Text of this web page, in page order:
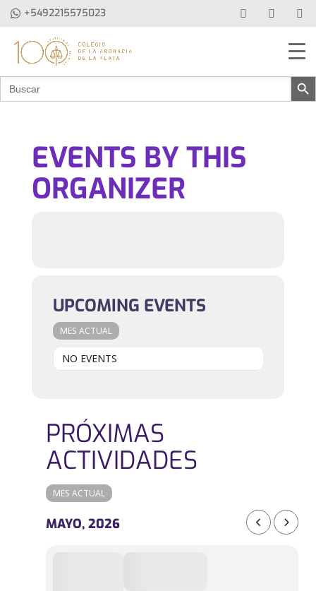
+5492215575023
Buscar: Botón de
EVENTS BY THIS
ORGANIZER
UPCOMING EVENTS
MES ACTUAL
NO EVENTS
PRÓXIMAS
ACTIVIDADES
MES ACTUAL
MAYO, 2026